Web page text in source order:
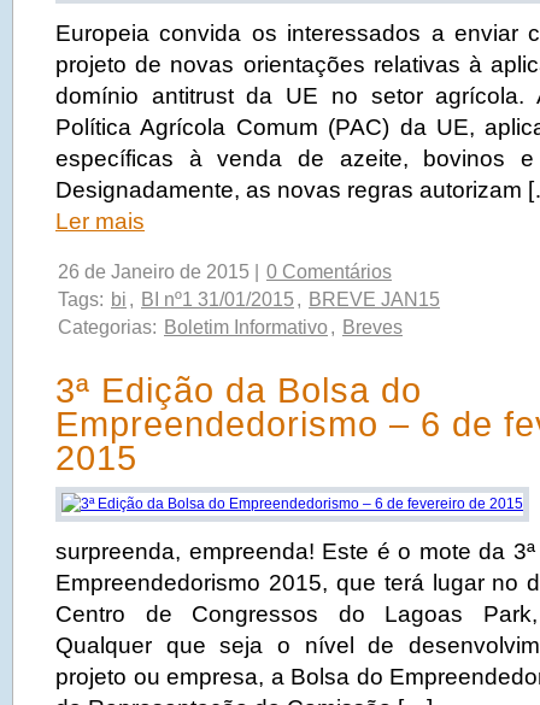
Europeia convida os interessados a enviar
projeto de novas orientações relativas à
domínio antitrust da UE no setor agrícola.
Política Agrícola Comum (PAC) da UE,
específicas à venda de azeite, bovinos e
Designadamente, as novas regras autorizam
Ler mais
26 de Janeiro de 2015 |
0 Comentários
Tags: bi , BI nº1 31/01/2015 , BREVE JAN15
Categorias: Boletim Informativo, Breves
3ª Edição da Bolsa do
Empreendedorismo – 6 de
2015
surpreenda, empreenda! Este é o mote da
Empreendedorismo 2015, que terá lugar no
Centro de Congressos do Lagoas
Qualquer que seja o nível de
projeto ou empresa, a Bolsa do